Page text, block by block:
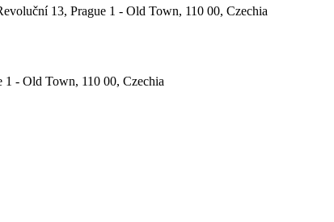
13, Prague 1 - Old Town, 110 00, Czechia
1 - Old Town, 110 00, Czechia